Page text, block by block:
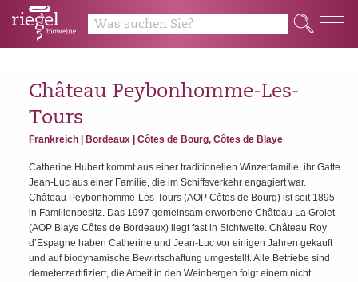
Q
Château Peybonhomme-Les-
Tours
Frankreich | Bordeaux | Côtes de Bourg, Côtes de Blaye
Catherine Hubert kommt aus einer traditionellen Winzerfamilie, ihr Gatte
Jean-Luc aus einer Familie, die im Schiffsverkehr engagiert war.
Château Peybonhomme-Les-Tours (AOP Côtes de Bourg) ist seit 1895
in Familienbesitz. Das 1997 gemeinsam erworbene Château La Grolet
(AOP Blaye Côtes de Bordeaux) liegt fast in Sichtweite. Château Roy
d’Espagne haben Catherine und Jean-Luc vor einigen Jahren gekauft
und auf biodynamische Bewirtschaftung umgestellt. Alle Betriebe sind
demeterzertifiziert, die Arbeit in den Weinbergen folgt einem nicht